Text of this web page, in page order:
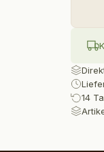
14